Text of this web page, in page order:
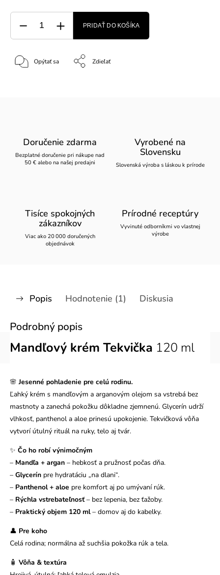
PRIDAŤ DO KOŠÍKA
Opýtať sa Zdieľať
Doručenie zdarma
Bezplatné doručenie pri nákupe nad
50 € alebo na našej predajni
Vyrobené na
Slovensku
Slovenská výroba s láskou k prírode
Tisíce spokojných
zákazníkov
Viac ako 20 000 doručených
objednávok
Prírodné receptúry
Vyvinuté odborníkmi vo vlastnej
výrobe
Popis Hodnotenie (1) Diskusia
Podrobný popis
Mandľový krém Tekvička 120 ml
🌸Jesenné pohladenie pre celú rodinu.
Ľahký krém s mandľovým a arganovým olejom sa vstrebá bez
mastnoty a zanechá pokožku dôkladne zjemnenú. Glycerín udrží
vlhkosť, panthenol a aloe prinesú upokojenie. Tekvičková vôňa
vytvorí útulný rituál na ruky, telo aj tvár.
✨ Čo ho robí výnimočným
– Mandľa + argan – hebkosť a pružnosť počas dňa.
– Glycerín pre hydratáciu „na dlani“.
– Panthenol + aloe pre komfort aj po umývaní rúk.
– Rýchla vstrebateľnosť– bez lepenia, bez ťažoby.
– Praktický objem 120 ml– domov aj do kabelky.
👤 Pre koho
Celá rodina; normálna až suchšia pokožka rúk a tela.
🧴 Vôňa & textúra